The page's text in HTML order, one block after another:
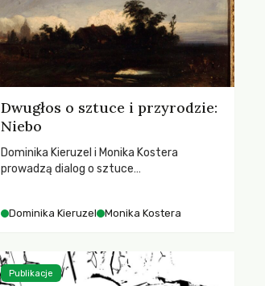
Dwugłos o sztuce i przyrodzie:
Niebo
Dominika Kieruzel i Monika Kostera
prowadzą dialog o sztuce
wrażliwość, odczuwanie przestrzeni oraz
Dominika Kieruzel Monika Kostera
Publikacje